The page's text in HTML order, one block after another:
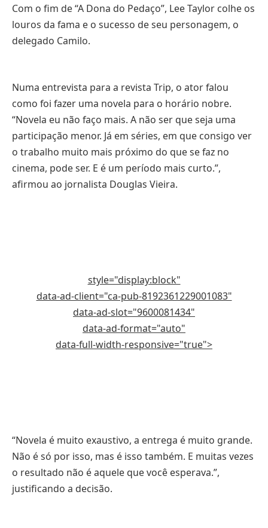
Com o fim de “A Dona do Pedaço”, Lee Taylor colhe os
louros da fama e o sucesso de seu personagem, o
delegado Camilo.
Numa entrevista para a revista Trip, o ator falou
como foi fazer uma novela para o horário nobre.
“Novela eu não faço mais. A não ser que seja uma
participação menor. Já em séries, em que consigo ver
o trabalho muito mais próximo do que se faz no
cinema, pode ser. E é um período mais curto.”,
afirmou ao jornalista Douglas Vieira.
style="display:block"
data-ad-client="ca-pub-8192361229001083"
data-ad-slot="9600081434"
data-ad-format="auto"
data-full-width-responsive="true">
“Novela é muito exaustivo, a entrega é muito grande.
Não é só por isso, mas é isso também. E muitas vezes
o resultado não é aquele que você esperava.”,
justificando a decisão.